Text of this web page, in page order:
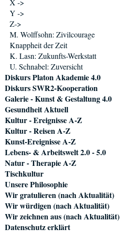
X ->
Y ->
Z->
M. Wolffsohn: Zivilcourage
Knappheit der Zeit
K. Lasn: Zukunfts-Werkstatt
U. Schnabel: Zuversicht
Diskurs Platon Akademie 4.0
Diskurs SWR2-Kooperation
Galerie - Kunst & Gestaltung 4.0
Gesundheit Aktuell
Kultur - Ereignisse A-Z
Kultur - Reisen A-Z
Kunst-Ereignisse A-Z
Lebens- & Arbeitswelt 2.0 - 5.0
Natur - Therapie A-Z
Tischkultur
Unsere Philosophie
Wir gratulieren (nach Aktualität)
Wir würdigen (nach Aktualität)
Wir zeichnen aus (nach Aktualität)
Datenschutz erklärt